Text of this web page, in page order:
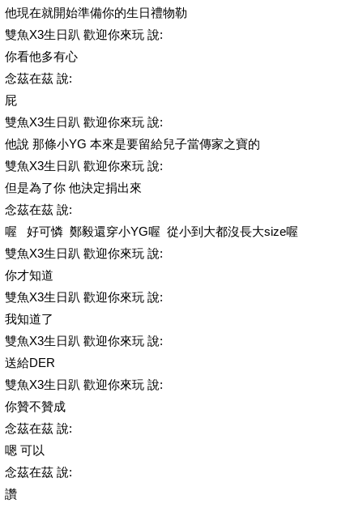
他現在就開始準備你的生日禮物勒
雙魚X3生日趴 歡迎你來玩 說:
你看他多有心
念茲在茲 說:
屁
雙魚X3生日趴 歡迎你來玩 說:
他說 那條小YG 本來是要留給兒子當傳家之寶的
雙魚X3生日趴 歡迎你來玩 說:
但是為了你 他決定捐出來
念茲在茲 說:
喔 好可憐 鄭毅還穿小YG喔 從小到大都沒長大size喔
雙魚X3生日趴 歡迎你來玩 說:
你才知道
雙魚X3生日趴 歡迎你來玩 說:
我知道了
雙魚X3生日趴 歡迎你來玩 說:
送給DER
雙魚X3生日趴 歡迎你來玩 說:
你贊不贊成
念茲在茲 說:
嗯 可以
念茲在茲 說:
讚